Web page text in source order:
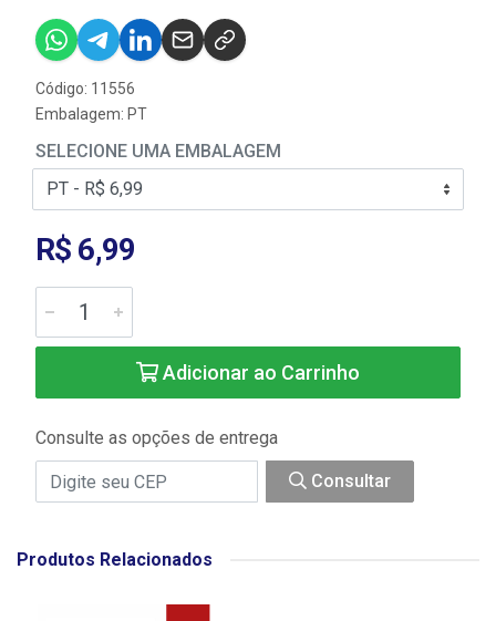
Código: 11556
Embalagem: PT
SELECIONE UMA EMBALAGEM
R$ 6,99
Adicionar ao Carrinho
Consulte as opções de entrega
Consultar
Produtos Relacionados